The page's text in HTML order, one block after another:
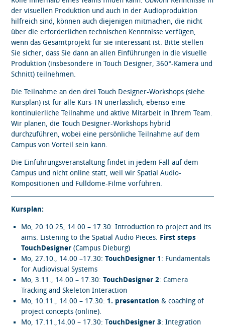
der visuellen Produktion und auch in der Audioproduktion
hilfreich sind, können auch diejenigen mitmachen, die nicht
über die erforderlichen technischen Kenntnisse verfügen,
wenn das Gesamtprojekt für sie interessant ist. Bitte stellen
Sie sicher, dass Sie dann an allen Einführungen in die visuelle
Produktion (insbesondere in Touch Designer, 360°-Kamera und
Schnitt) teilnehmen.
Die Teilnahme an den drei Touch Designer-Workshops (siehe
Kursplan) ist für alle Kurs-TN unerlässlich, ebenso eine
kontinuierliche Teilnahme und aktive Mitarbeit in Ihrem Team.
Wir planen, die Touch Designer-Workshops hybrid
durchzuführen, wobei eine persönliche Teilnahme auf dem
Campus von Vorteil sein kann.
Die Einführungsveranstaltung findet in jedem Fall auf dem
Campus und nicht online statt, weil wir Spatial Audio-
Kompositionen und Fulldome-Filme vorführen.
Kursplan:
Mo, 20.10.25, 14.00 – 17.30: Introduction to project and its
aims. Listening to the Spatial Audio Pieces. First steps
TouchDesigner (Campus Dieburg)
Mo, 27.10., 14.00 –17.30:TouchDesigner 1: Fundamentals
for Audiovisual Systems
Mo, 3.11., 14.00 – 17.30:TouchDesigner 2: Camera
Tracking and Skeleton Interaction
Mo, 10.11., 14.00 – 17.30:1. presentation & coaching of
project concepts (online).
Mo, 17.11.,14.00 – 17.30: TouchDesigner 3: Integration